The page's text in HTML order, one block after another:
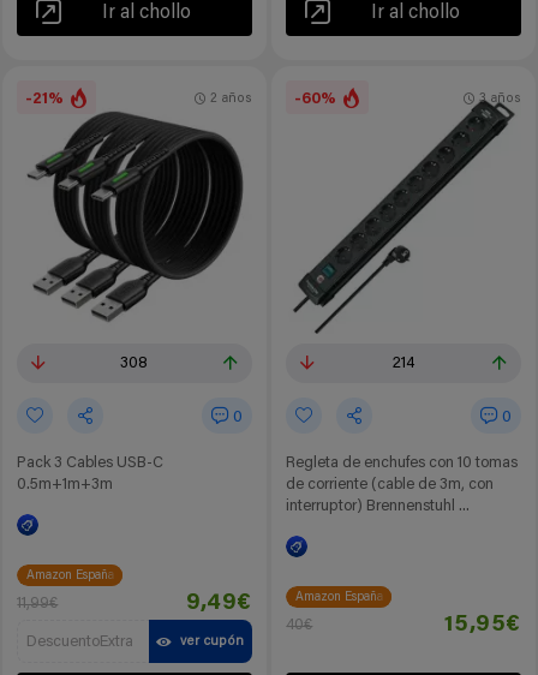
Ir al chollo Ir al chollo
-21%
308
0
Pack 3 Cables USB-C
0.5m+1m+3m
2 años
Amazon España
11,99€ 9,49€
DescuentoExtra ver cupón
-60%
214
0
Regleta de enchufes con 10 tomas
de corriente (cable de 3m, con
interruptor) Brennenstuhl ...
3 años
Amazon España
40€ 15,95€